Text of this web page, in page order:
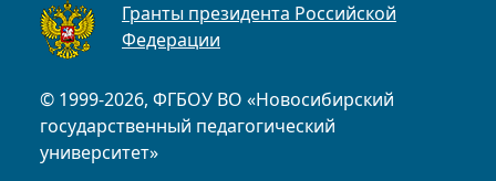
© 1999-2026, ФГБОУ ВО «Новосибирский
государственный педагогический
университет»
Гранты президента Российской
Федерации